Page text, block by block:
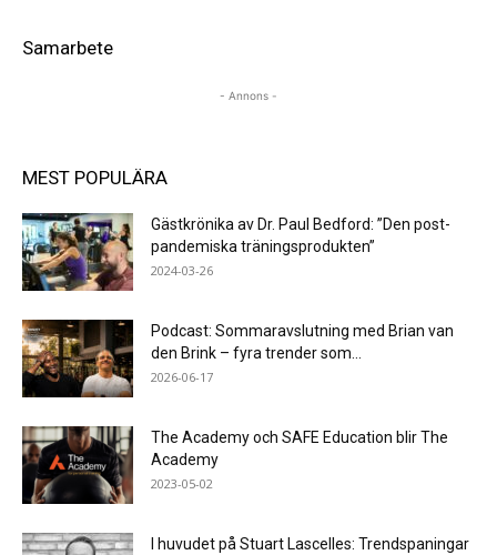
Samarbete
- Annons -
MEST POPULÄRA
Gästkrönika av Dr. Paul Bedford: ”Den post-
pandemiska träningsprodukten”
2024-03-26
Podcast: Sommaravslutning med Brian van
den Brink – fyra trender som...
2026-06-17
The Academy och SAFE Education blir The
Academy
2023-05-02
I huvudet på Stuart Lascelles: Trendspaningar